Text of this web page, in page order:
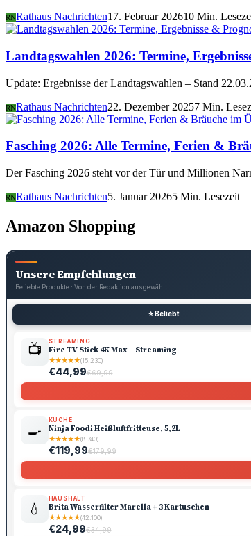
RNRathaus Nachrichten17. Februar 202610 Min.
Landtagswahlen 2026: Termine,
Update: Ergebnisse der Landtagswahlen – Stand
RNRathaus Nachrichten22. Dezember 20257 Min.
Fasching 2026: Alle Termine, Ferien &
Der Fasching 2026 steht vor der Tür und Millionen
RNRathaus Nachrichten5. Januar 20265 Min. Lesezeit
Amazon Shopping
Unsere Empfehlungen
Beliebte Produkte · Von der Redaktion ausgewählt
⭐ Beliebt
📺 STREAMING
Fire TV Stick 4K Max – Streaming
★★★★★(15.230)
€44,99€69,99
🍳
KÜCHE
Ninja Foodi Heißluftfritteuse, 5,2L
★★★★★(8.740)
€119,99€179,99
💧
HAUSHALT
Brita Wasserfilter Marella + 3 Kartuschen
★★★★★(42.100)
€24,99€34,99